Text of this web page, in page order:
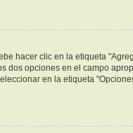
hacer clic en la etiqueta
dos opciones en el campo
en la etiqueta